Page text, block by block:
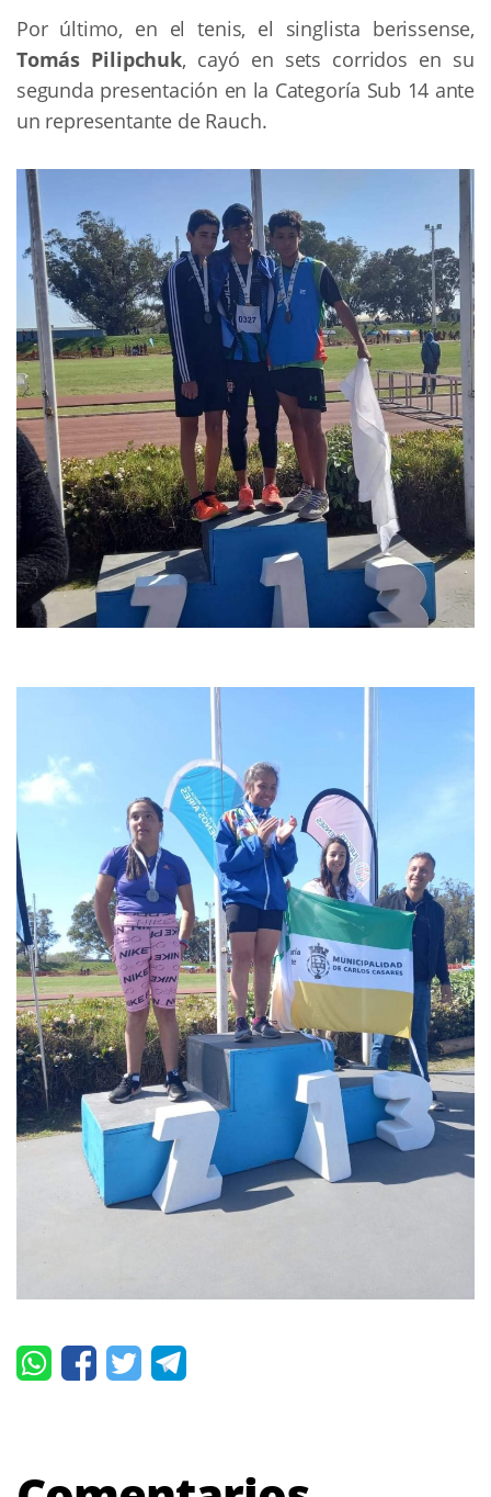
Por último, en el tenis, el singlista berissense,
Tomás Pilipchuk, cayó en sets corridos en su
segunda presentación en la Categoría Sub 14 ante
un representante de Rauch.